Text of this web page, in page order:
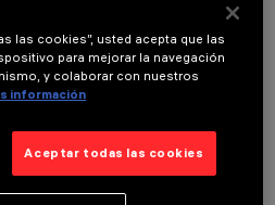
las cookies”, usted acepta que las
para mejorar la navegación
y colaborar con nuestros
información
Aceptar todas las cookies